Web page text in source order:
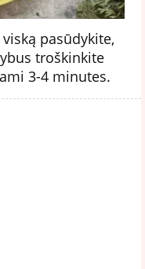
pasūdykite,
troškinkite
3-4 minutes.